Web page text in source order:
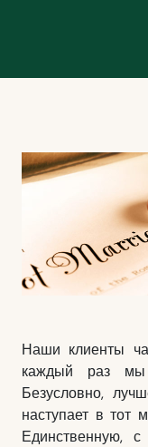
Наши клиенты
каждый раз мы
Безусловно,
наступает в тот
Единственную,